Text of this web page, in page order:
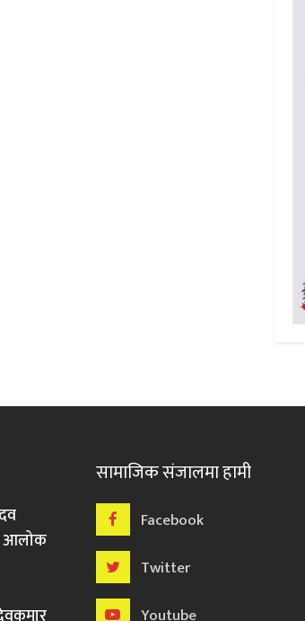
आलोक
सामाजिक संजालमा हामी
Facebook
Twitter
Youtube